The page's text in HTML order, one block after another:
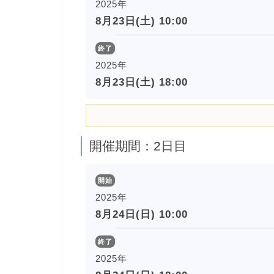
2025年
8月23日(土) 10:00
終了
2025年
8月23日(土) 18:00
開催期間：2日目
開始
2025年
8月24日(日) 10:00
終了
2025年